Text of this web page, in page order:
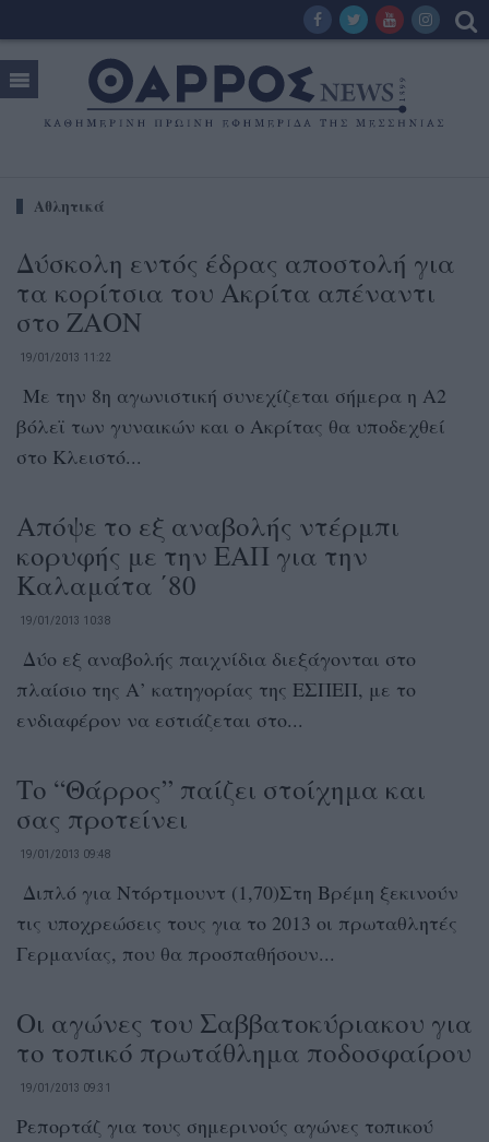
Αθλητικά
Δύσκολη εντός έδρας αποστολή για
τα κορίτσια του Ακρίτα απέναντι
στο ΖΑΟΝ
19/01/2013 11:22
Με την 8η αγωνιστική συνεχίζεται σήμερα η Α2
βόλεϊ των γυναικών και ο Ακρίτας θα υποδεχθεί
στο Κλειστό...
Απόψε το εξ αναβολής ντέρμπι
κορυφής με την ΕΑΠ για την
Καλαμάτα ΄80
19/01/2013 10:38
Δύο εξ αναβολής παιχνίδια διεξάγονται στο
πλαίσιο της Α’ κατηγορίας της ΕΣΠΕΠ, με το
ενδιαφέρον να εστιάζεται στο...
Το “Θάρρος” παίζει στοίχημα και
σας προτείνει
19/01/2013 09:48
Διπλό για Ντόρτμουντ (1,70)Στη Βρέμη ξεκινούν
τις υποχρεώσεις τους για το 2013 οι πρωταθλητές
Γερμανίας, που θα προσπαθήσουν...
Οι αγώνες του Σαββατοκύριακου για
το τοπικό πρωτάθλημα ποδοσφαίρου
19/01/2013 09:31
Ρεπορτάζ για τους σημερινούς αγώνες τοπικού